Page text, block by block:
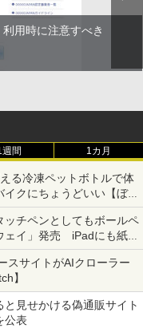
用時に注意すべき
週間 1カ月
る冷凍ペットボトルで体
クにちょうどいい【ぼっ
間でなにしてる？】
チペンとしてもボールペ
ェイ」発売 iPadにも紙に
スサイトがAIクローラー
】
見せかける偽通販サイト
公表